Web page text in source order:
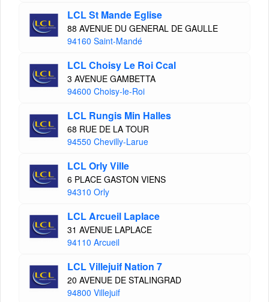
LCL St Mande Eglise
88 AVENUE DU GENERAL DE GAULLE
94160 Saint-Mandé
LCL Choisy Le Roi Ccal
3 AVENUE GAMBETTA
94600 Choisy-le-Roi
LCL Rungis Min Halles
68 RUE DE LA TOUR
94550 Chevilly-Larue
LCL Orly Ville
6 PLACE GASTON VIENS
94310 Orly
LCL Arcueil Laplace
31 AVENUE LAPLACE
94110 Arcueil
LCL Villejuif Nation 7
20 AVENUE DE STALINGRAD
94800 Villejuif